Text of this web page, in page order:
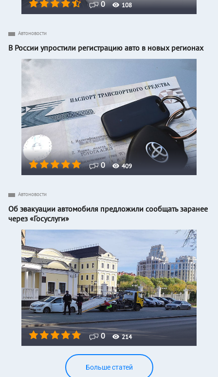
0 108
0 409
Автоновости
В России упростили регистрацию авто в новых регионах
0 214
Автоновости
Об эвакуации автомобиля предложили сообщать заранее
через «Госуслуги»
Больше статей